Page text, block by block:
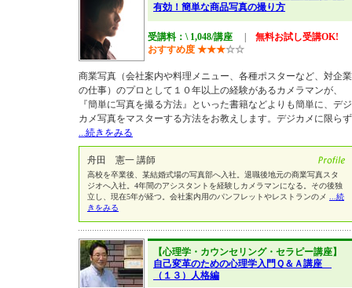
有効！簡単な商品写真の撮り方
受講料：\ 1,048/講座
無料お試し受講OK!
おすすめ度 ★★★☆☆
商業写真（会社案内や料理メニュー、各種ポスターなど、対企業
の仕事）のプロとして１０年以上の経験があるカメラマンが、
『簡単に写真を撮る方法』といった書籍などよりも簡単に、デジ
カメ写真をマスターする方法をお教えします。デジカメに限らず
...続きをみる
舟田 憲一 講師
高校を卒業後、某結婚式場の写真部へ入社。退職後地元の商業写真スタ
ジオへ入社。4年間のアシスタントを経験しカメラマンになる。その後独
立し、現在5年が経つ。会社案内用のパンフレットやレストランのメ
...続
きをみる
【心理学・カウンセリング・セラピー講座】
自己変革のための心理学入門Ｑ＆Ａ講座
（１３）人格編